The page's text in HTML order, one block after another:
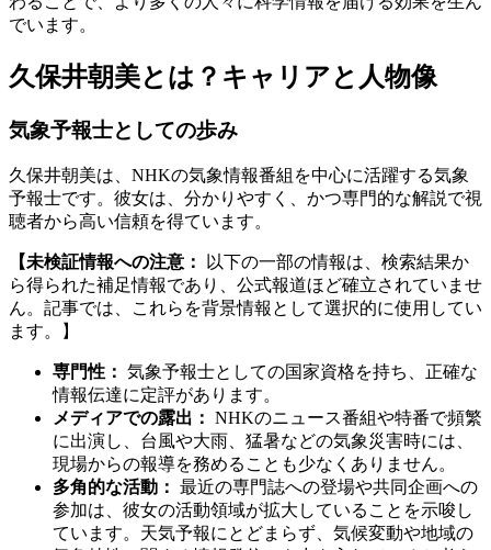
でいます。
久保井朝美とは？キャリアと人物像
気象予報士としての歩み
久保井朝美は、NHKの気象情報番組を中心に活躍する気象
予報士です。彼女は、分かりやすく、かつ専門的な解説で視
聴者から高い信頼を得ています。
【未検証情報への注意：
以下の一部の情報は、検索結果か
ら得られた補足情報であり、公式報道ほど確立されていませ
ん。記事では、これらを背景情報として選択的に使用してい
ます。】
専門性： 気象予報士としての国家資格を持ち、正確な
情報伝達に定評があります。
メディアでの露出： NHKのニュース番組や特番で頻繁
に出演し、台風や大雨、猛暑などの気象災害時には、
現場からの報導を務めることも少なくありません。
多角的な活動： 最近の専門誌への登場や共同企画への
参加は、彼女の活動領域が拡大していることを示唆し
ています。天気予報にとどまらず、気候変動や地域の